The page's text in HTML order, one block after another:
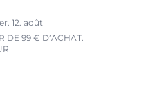
12. août
DE 99 € D’ACHAT.